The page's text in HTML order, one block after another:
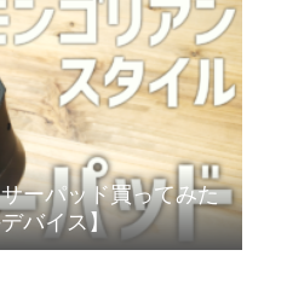
ーパッド買ってみた
バイス】